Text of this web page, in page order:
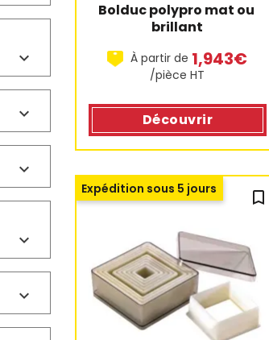
Bolduc polypro mat ou
brillant
À partir de 1,943€
/pièce HT
Découvrir
bookmark_outline
Expédition sous 5 jours